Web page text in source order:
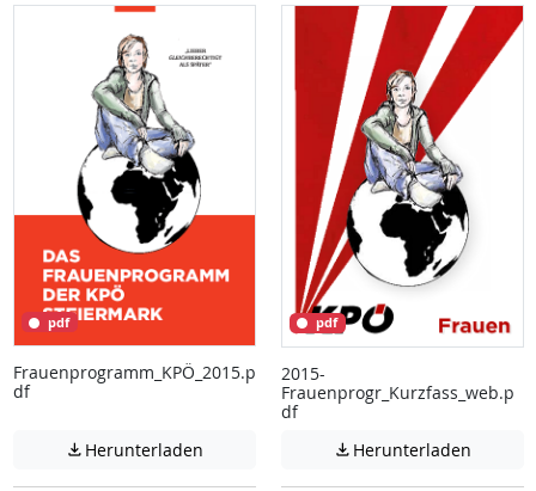
pdf
Frauenprogramm_KPÖ_2015.p
df
 Herunterladen Achtung: Diese Datei enthält unter
pdf
2015-
Frauenprogr_Kurzfass_web.p
df
 Herunterladen